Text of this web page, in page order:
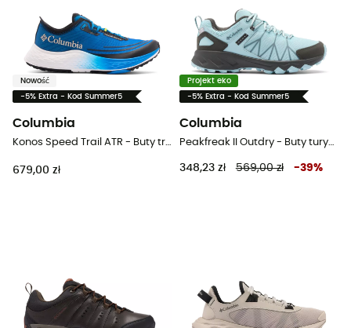
Nowość
-5% Extra - Kod Summer5
Columbia
Konos Speed Trail ATR - Buty trailowe meskie
679,00 zł
Projekt eko
-5% Extra - Kod Summer5
Columbia
Peakfreak II Outdry - Buty turystyczne damskie
348,23 zł 569,00 zł -39%